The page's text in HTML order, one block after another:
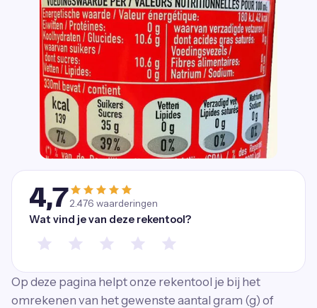
4,72.476 waarderingen
Wat vind je van deze rekentool?
Op deze pagina helpt onze rekentool je bij het
omrekenen van het gewenste aantal gram (g) of